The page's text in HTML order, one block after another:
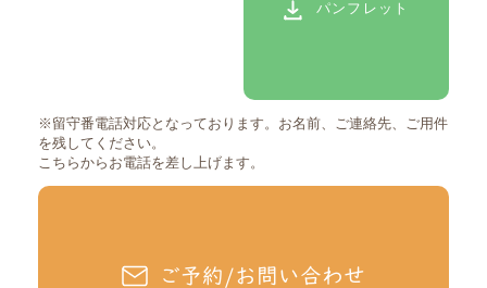
パンフレット
※留守番電話対応となっております。 お名前、ご連絡先、ご用件
を残してください。
こちらからお電話を差し上げます。
ご予約/お問い合わせ